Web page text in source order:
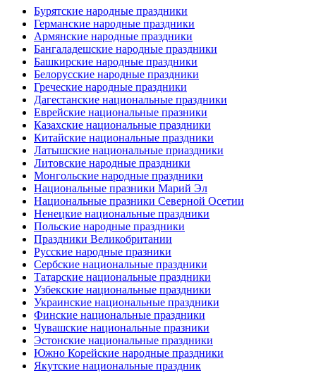
Бурятские народные праздники
Германские народные праздники
Армянские народные праздники
Бангаладешские народные праздники
Башкирские народные праздники
Белорусские народные праздники
Греческие народные праздники
Дагестанские национальные праздники
Еврейские национальные празники
Казахские национальные праздники
Китайские национальные праздники
Латышские национальные приаздники
Литовские народные праздники
Монгольские народные праздники
Национальные празники Марий Эл
Национальные празники Северной Осетии
Ненецкие национальные праздники
Польские народные праздники
Праздники Великобритании
Русские народные празники
Сербские национальные праздники
Татарские национальные праздники
Узбекские национальные праздники
Украинские национальные праздники
Финские национальные праздники
Чувашские национальные празники
Эстонские национальные праздники
Южно Корейские народные праздники
Якутские национальные праздник